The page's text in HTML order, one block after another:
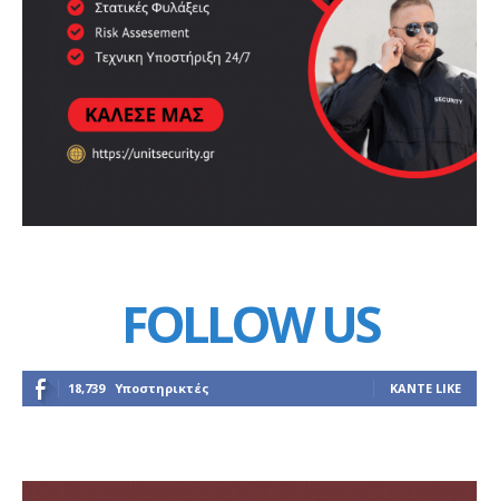
FOLLOW US
18,739 Υποστηρικτές ΚΆΝΤΕ LIKE